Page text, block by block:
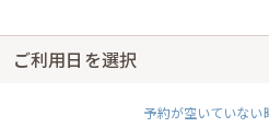
ご利用日を選択
予約が空いていない